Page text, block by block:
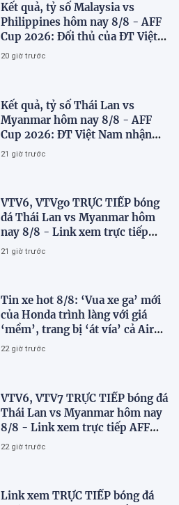
Kết quả, tỷ số Malaysia vs
Philippines hôm nay 8/8 - AFF
Cup 2026: Đối thủ của ĐT Việt
Nam lộ diện
20 giờ trước
Kết quả, tỷ số Thái Lan vs
Myanmar hôm nay 8/8 - AFF
Cup 2026: ĐT Việt Nam nhận
tin vui
21 giờ trước
VTV6, VTVgo TRỰC TIẾP bóng
đá Thái Lan vs Myanmar hôm
nay 8/8 - Link xem trực tiếp
AFF Cup 2026 mới nhất
21 giờ trước
Tin xe hot 8/8: ‘Vua xe ga’ mới
của Honda trình làng với giá
‘mềm’, trang bị ‘át vía’ cả Air
Blade và SH
22 giờ trước
VTV6, VTV7 TRỰC TIẾP bóng đá
Thái Lan vs Myanmar hôm nay
8/8 - Link xem trực tiếp AFF
Cup 2026 mới nhất
22 giờ trước
Link xem TRỰC TIẾP bóng đá